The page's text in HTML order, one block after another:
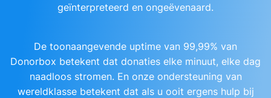
geïnterpreteerd en ongeëvenaard.
De toonaangevende uptime van 99,99% van
Donorbox betekent dat donaties elke minuut, elke dag
naadloos stromen. En onze ondersteuning van
wereldklasse betekent dat als u ooit ergens hulp bij